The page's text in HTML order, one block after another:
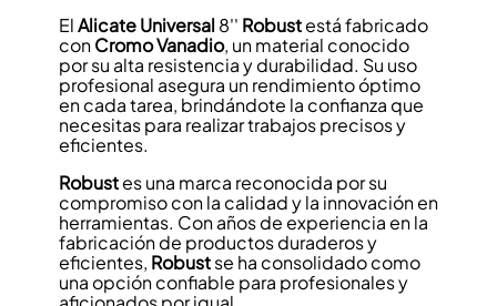
ElAlicate Universal8'' Robustestá fabricado
conCromo Vanadio, un material conocido
por su alta resistencia y durabilidad. Su uso
profesional asegura un rendimiento óptimo
en cada tarea, brindándote la confianza que
necesitas para realizar trabajos precisos y
eficientes.
Robustes una marca reconocida por su
compromiso con la calidad y la innovación en
herramientas. Con años de experiencia en la
fabricación de productos duraderos y
eficientes, Robustse ha consolidado como
una opción confiable para profesionales y